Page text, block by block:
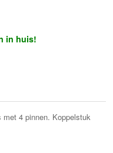
in huis!
met 4 pinnen. Koppelstuk